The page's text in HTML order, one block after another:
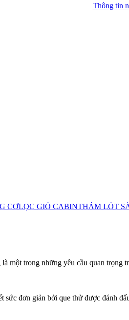
Thông tin
CƠLỌC GIÓ CABINTHẢM LÓT
một trong những yêu cầu quan trọng
sức đơn giản bởi que thử được đánh